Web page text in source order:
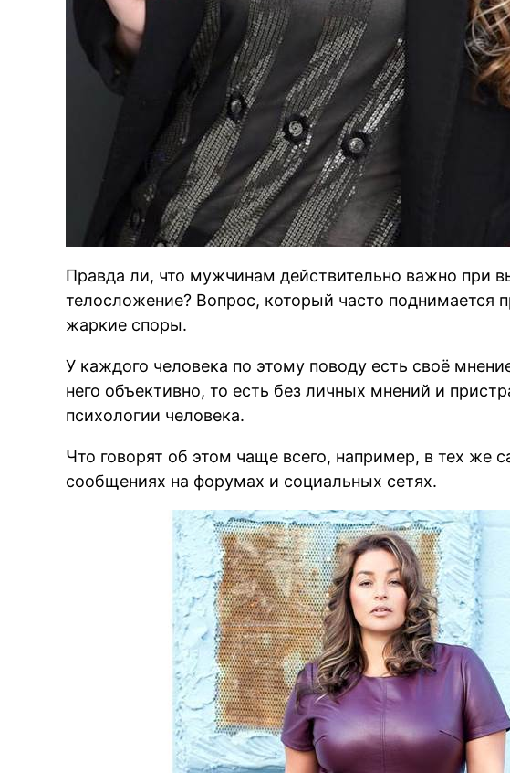
Правда ли, что мужчинам действительно важно при
телосложение? Вопрос, который часто поднимается
жаркие споры.
У каждого человека по этому поводу есть своё
него объективно, то есть без личных мнений и
психологии человека.
Что говорят об этом чаще всего, например, в тех же
сообщениях на форумах и социальных сетях.
BREAKING